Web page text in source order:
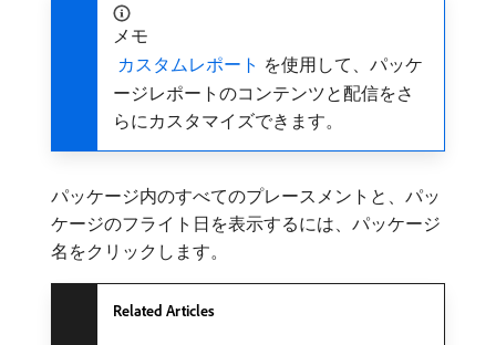
メモ
​ カスタムレポート ​ を使用して、パッケ
ージレポートのコンテンツと配信をさ
らにカスタマイズできます。
パッケージ内のすべてのプレースメントと、パッ
ケージのフライト日を表示するには、パッケージ
名をクリックします。
Related Articles